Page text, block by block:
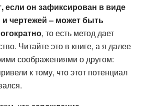
если он зафиксирован в виде
чертежей – может быть
, то есть метод дает
Читайте это в книге, а я далее
соображениями о другом:
к тому, что этот потенциал